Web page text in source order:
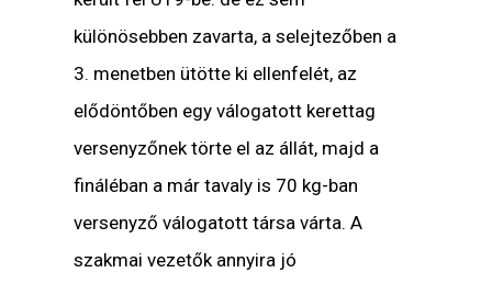
különösebben zavarta, a selejtezőben a
3. menetben ütötte ki ellenfelét, az
elődöntőben egy válogatott kerettag
versenyzőnek törte el az állát, majd a
fináléban a már tavaly is 70 kg-ban
versenyző válogatott társa várta. A
szakmai vezetők annyira jó